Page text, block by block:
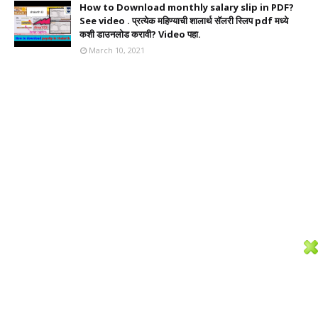
How to Download monthly salary slip in PDF?
See video . प्रत्येक महिण्याची शालार्थ सॅलरी स्लिप pdf मध्ये
कशी डाउनलोड करावी? Video पहा.
March 10, 2021